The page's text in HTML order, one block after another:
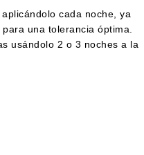
cada noche, ya
una tolerancia óptima.
usándolo 2 o 3 noches a la